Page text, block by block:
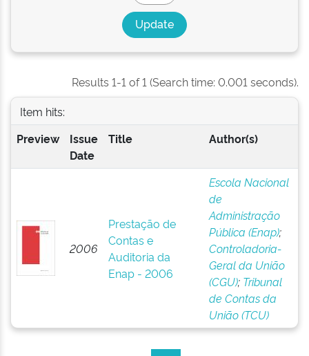
Results 1-1 of 1 (Search time: 0.001 seconds).
Item hits:
Preview
Issue
Date
Title Author(s)
2006
Prestação de
Contas e
Auditoria da
Enap - 2006
Escola Nacional
de
Administração
Pública (Enap);
Controladoria-
Geral da União
(CGU); Tribunal
de Contas da
União (TCU)